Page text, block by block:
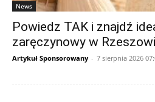
News
Powiedz TAK i znajdź
zaręczynowy w
Artykuł Sponsorowany - 7 sierpnia 2026